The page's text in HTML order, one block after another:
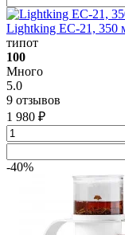
Lightking EC-21, 350
типот
100
Много
5.0
9 отзывов
1 980 ₽
-40%